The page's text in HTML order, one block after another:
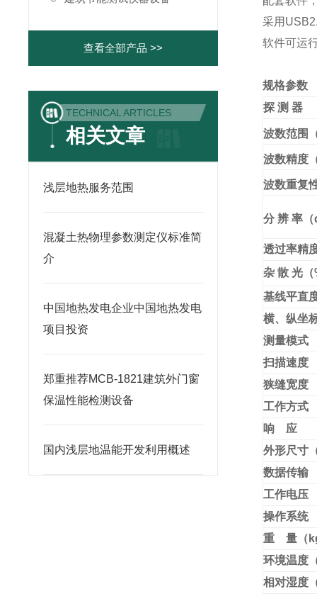
查看全部产品 >>
TECHNICAL ARTICLES
相关文章
浅层地热服务范围
混凝土热物理参数测定仪标准简
介
中国地热发电企业中国地热发电
项目投资
郑重推荐MCB-1821建筑外门窗
保温性能检测设备
国内浅层地温能开发利用概述
采用
软件可运
规格参数
探 测 器
波数范围
波数精度
波数重复
分 辨 率
透过率精
杂 散 光（
基线平直
横、纵坐
测量模式
扫描速度
狭缝宽度
工作方式
响 应
外形尺寸
数据传输
工作电压
操作系统
重 量（
环境温度
相对湿度